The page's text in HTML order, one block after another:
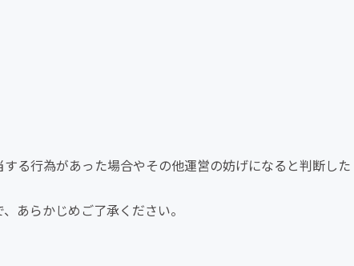
る行為があった場合やその他運営の妨げになると判断した
あらかじめご了承ください。